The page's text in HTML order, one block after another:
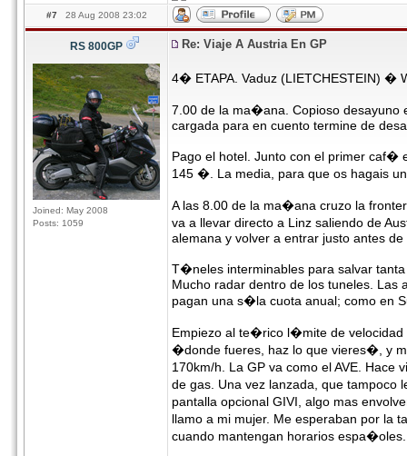
#7 28 Aug 2008 23:02
RS 800GP
Joined: May 2008
Posts: 1059
Re: Viaje A Austria En GP
4� ETAPA. Vaduz (LIETCHESTEIN) �
7.00 de la ma�ana. Copioso desayuno
cargada para en cuento termine de
Pago el hotel. Junto con el primer
145 �. La media, para que os hagais
A las 8.00 de la ma�ana cruzo la
va a llevar directo a Linz saliendo de
alemana y volver a entrar justo antes de
T�neles interminables para salvar
Mucho radar dentro de los tuneles. Las
pagan una s�la cuota anual; como en
Empiezo al te�rico l�mite de
�donde fueres, haz lo que vieres�, y
170km/h. La GP va como el AVE.
de gas. Una vez lanzada, que tampoco
pantalla opcional GIVI, algo mas
llamo a mi mujer. Me esperaban por la
cuando mantengan horarios